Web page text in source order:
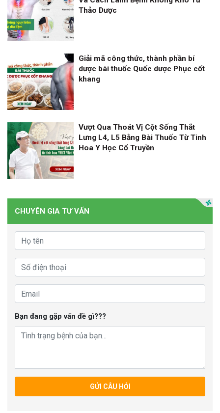
Thảo Dược
Giải mã công thức, thành phần bí
dược bài thuốc Quốc dược Phục cốt
khang
Vượt Qua Thoát Vị Cột Sống Thắt
Lưng L4, L5 Bằng Bài Thuốc Từ Tinh
Hoa Y Học Cổ Truyền
CHUYÊN GIA TƯ VẤN
Bạn đang gặp vấn đề gì???
GỬI CÂU HỎI